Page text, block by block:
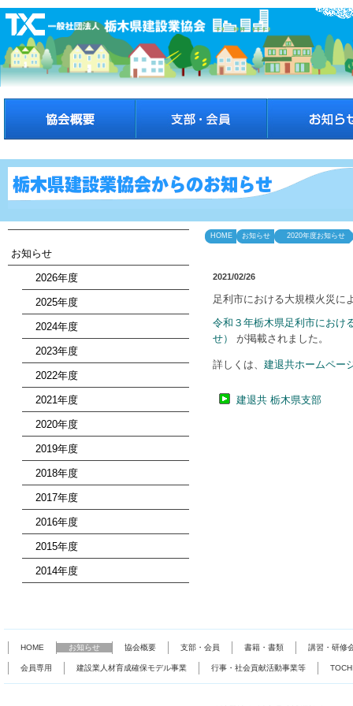
お知らせ
2026年度
2025年度
2024年度
2023年度
2022年度
2021年度
2020年度
2019年度
2018年度
2017年度
2016年度
2015年度
2014年度
HOME お知らせ 2020年度お知らせ
2021/02/26
足利市における大規模火災に
令和３年栃木県足利市におけ
せ）
が掲載されました。
詳しくは、 建退共ホームペー
建退共 栃木県支部
HOME お知らせ 協会概要 支部・会員 書籍・書類 講習・研修
会員専用 建設業人材育成確保モデル事業 行事・社会貢献活動事業等